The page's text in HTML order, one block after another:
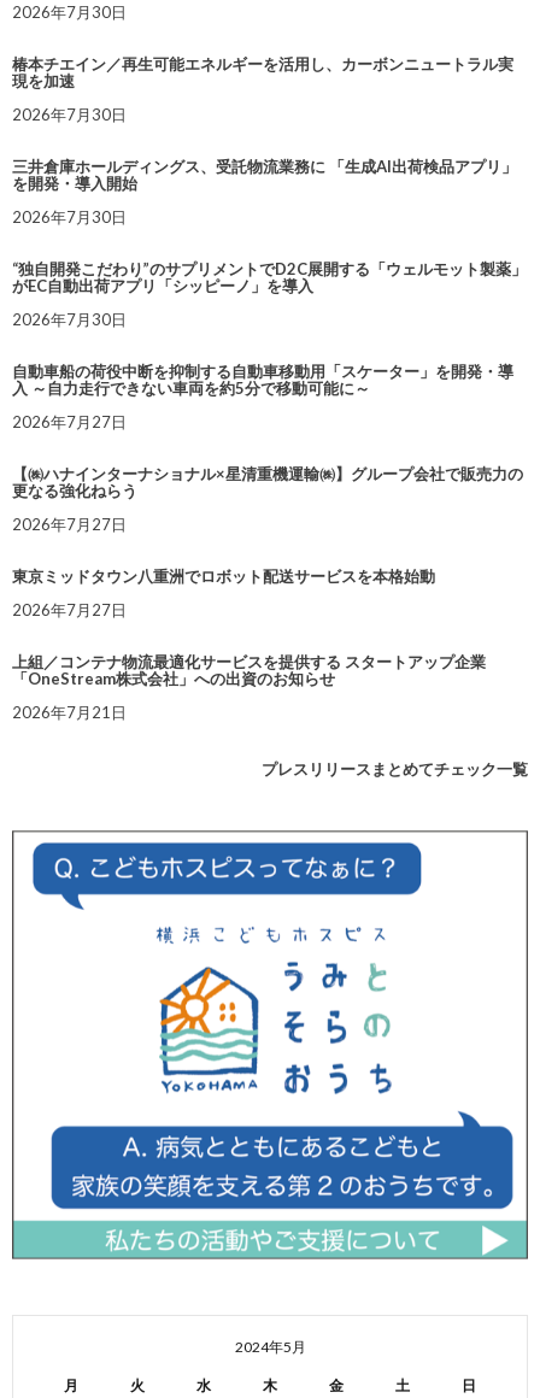
2026年7月30日
椿本チエイン／再生可能エネルギーを活用し、カーボンニュートラル実
現を加速
2026年7月30日
三井倉庫ホールディングス、受託物流業務に 「生成AI出荷検品アプリ」
を開発・導入開始
2026年7月30日
“独自開発こだわり”のサプリメントでD2C展開する「ウェルモット製薬」
がEC自動出荷アプリ「シッピーノ」を導入
2026年7月30日
自動車船の荷役中断を抑制する自動車移動用「スケーター」を開発・導
入 ～自力走行できない車両を約5分で移動可能に～
2026年7月27日
【㈱ハナインターナショナル×星清重機運輸㈱】グループ会社で販売力の
更なる強化ねらう
2026年7月27日
東京ミッドタウン八重洲でロボット配送サービスを本格始動
2026年7月27日
上組／コンテナ物流最適化サービスを提供する スタートアップ企業
「OneStream株式会社」への出資のお知らせ
2026年7月21日
プレスリリースまとめてチェック一覧
2024年5月
月 火 水 木 金 土 日